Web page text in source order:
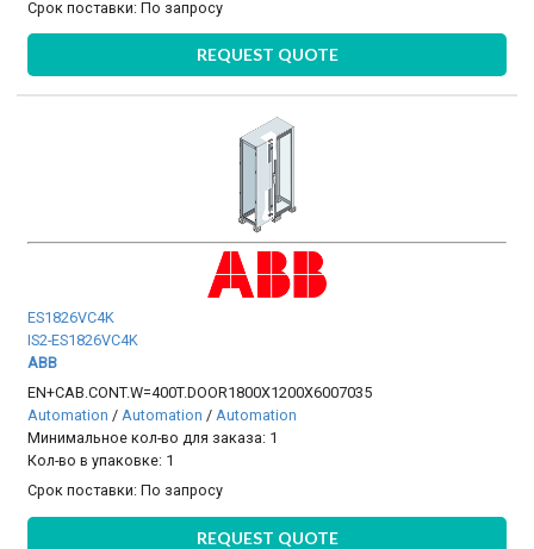
Срок поставки:По запросу
REQUEST QUOTE
ES1826VC4K
IS2-ES1826VC4K
ABB
EN+CAB.CONT.W=400T.DOOR1800X1200X6007035
Automation / Automation / Automation
Минимальное кол-во для заказа: 1
Кол-во в упаковке: 1
Срок поставки:По запросу
REQUEST QUOTE